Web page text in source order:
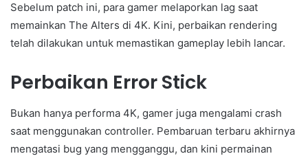
Sebelum patch ini, para gamer melaporkan lag saat
memainkan The Alters di 4K. Kini, perbaikan rendering
telah dilakukan untuk memastikan gameplay lebih lancar.
Perbaikan Error Stick
Bukan hanya performa 4K, gamer juga mengalami crash
saat menggunakan controller. Pembaruan terbaru akhirnya
mengatasi bug yang mengganggu, dan kini permainan